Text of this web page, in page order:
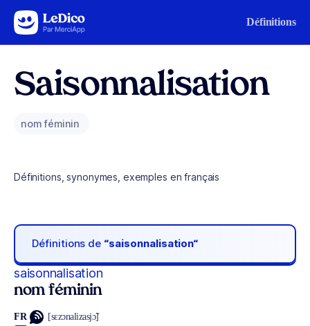
Aller au contenu Définitions
Saisonnalisation
nom féminin
Définitions, synonymes, exemples en français
Définitions de “saisonnalisation“
saisonnalisation
nom féminin
FR [sɛzɔnalizasjɔ̃]